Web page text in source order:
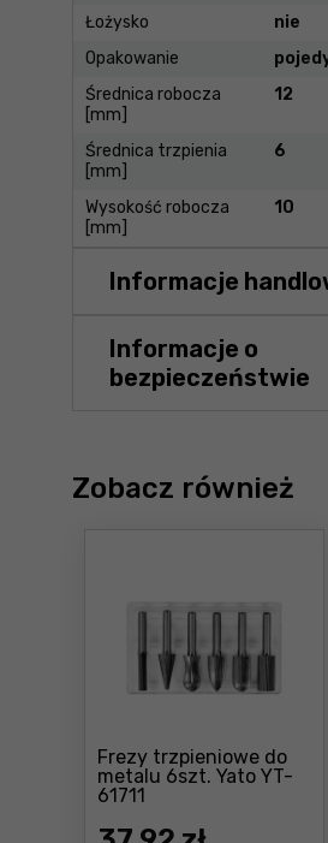
Łożysko
nie
Opakowanie
Średnica robocza
[mm]
12
Średnica trzpienia
[mm]
6
Wysokość robocza
[mm]
10
Informacje
Informacje o
bezpieczeństwie
Zobacz również
Frezy trzpieniowe do
metalu 6szt. Yato YT-
61711